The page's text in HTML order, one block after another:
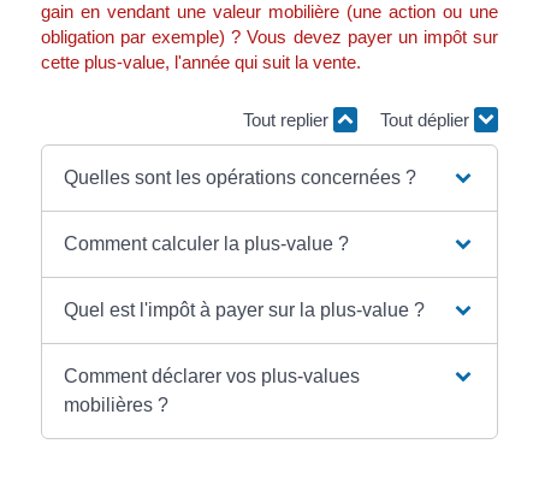
gain en vendant une valeur mobilière (une action ou une
obligation par exemple) ? Vous devez payer un impôt sur
cette plus-value, l'année qui suit la vente.
Tout replier Tout déplier
Quelles sont les opérations concernées ?
Comment calculer la plus-value ?
Quel est l'impôt à payer sur la plus-value ?
Comment déclarer vos plus-values
mobilières ?